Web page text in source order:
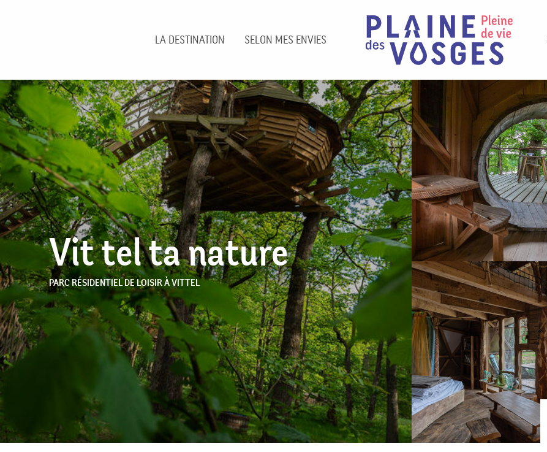
LA DESTINATION SELON MES ENVIES
Vit tel ta nature
PARC RÉSIDENTIEL DE LOISIRÀ VITTEL